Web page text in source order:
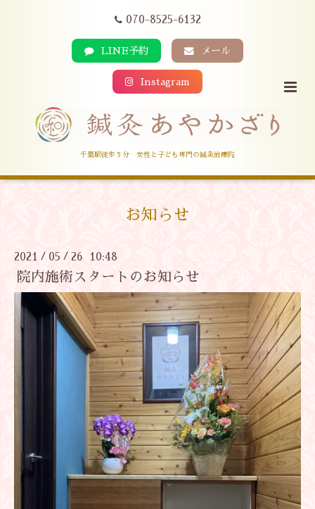
070-8525-6132
LINE予約 メール
Instagram
千葉駅徒歩５分 女性と子ども専門の鍼灸治療院
お知らせ
2021 / 05 / 26 10:48
院内施術スタートのお知らせ